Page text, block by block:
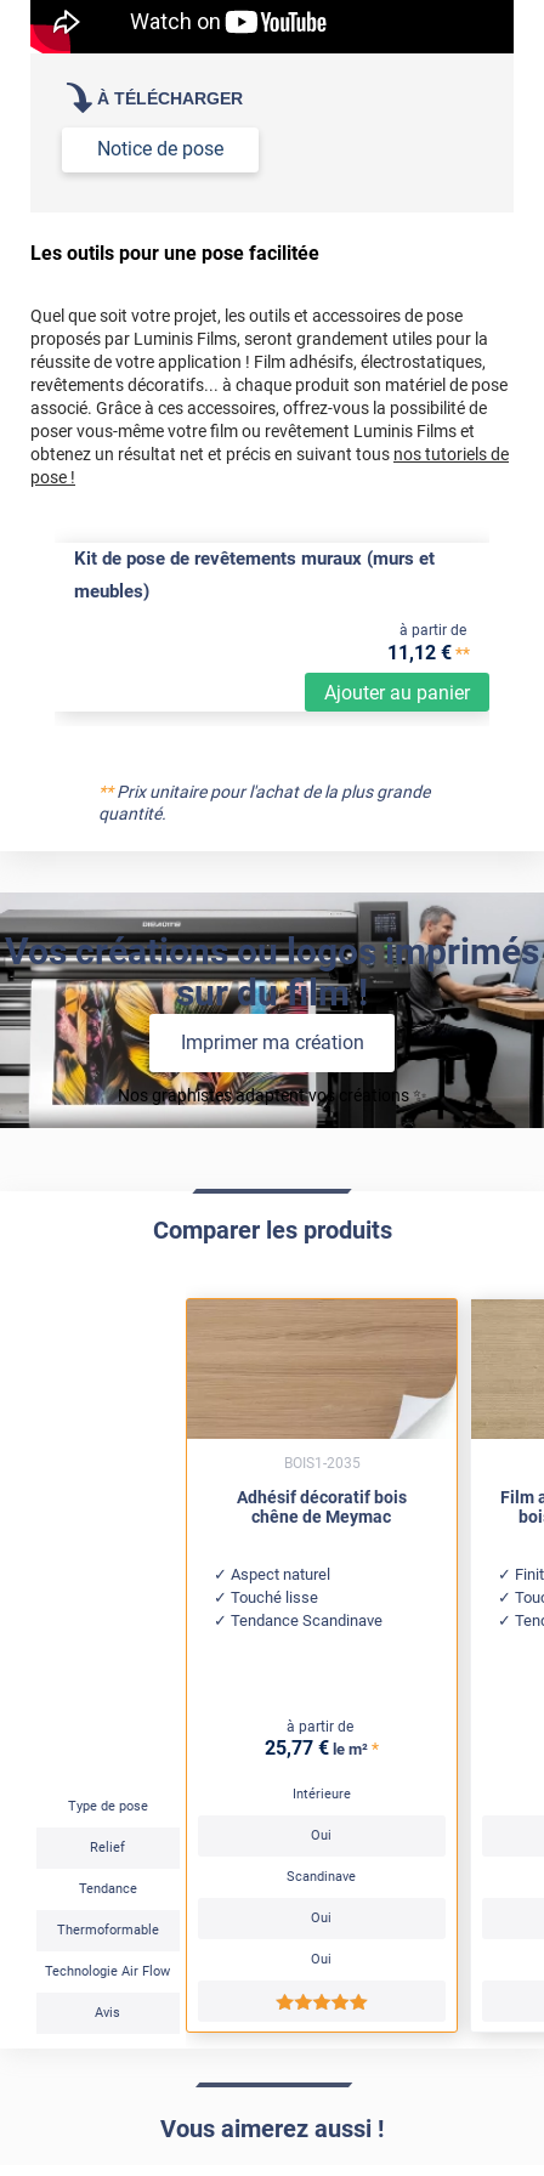
À TÉLÉCHARGER
Notice de pose
Les outils pour une pose facilitée
Quel que soit votre projet, les outils et accessoires de pose
proposés par Luminis Films, seront grandement utiles pour la
réussite de votre application ! Film adhésifs, électrostatiques,
revêtements décoratifs... à chaque produit son matériel de pose
associé. Grâce à ces accessoires, offrez-vous la possibilité de
poser vous-même votre film ou revêtement Luminis Films et
obtenez un résultat net et précis en suivant tous nos tutoriels de
pose !
Kit de pose de revêtements muraux (murs et
meubles)
Ajouter au panier
à partir de
11 ,12 €**
**Prix unitaire pour l'achat de la plus grande
quantité.
Vos créations ou logos imprimés
sur du film !
Imprimer ma création
Nos graphistes adaptent vos créations ✨
Comparer les produits
Type de pose
Relief
Tendance
Thermoformable
Technologie Air Flow
Avis
Adhésif décoratif bois
chêne de Meymac
Aspect naturel
Touché lisse
Tendance Scandinave
à partir de
25,77 € le m² *
Intérieure
Oui
Scandinave
Oui
Oui
*****
BOIS1-2035
Film
Vous aimerez aussi !